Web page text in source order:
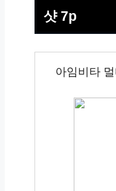
샷 7p
아임비타